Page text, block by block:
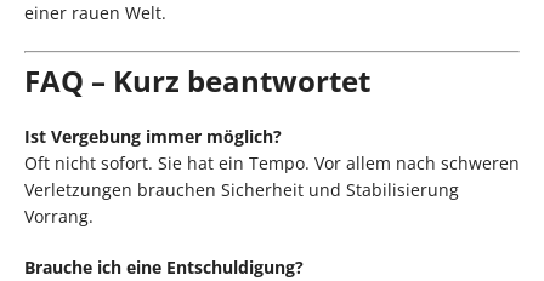
einer rauen Welt.
FAQ – Kurz beantwortet
Ist Vergebung immer möglich?
Oft nicht sofort. Sie hat ein Tempo. Vor allem nach schweren
Verletzungen brauchen Sicherheit und Stabilisierung
Vorrang.
Brauche ich eine Entschuldigung?